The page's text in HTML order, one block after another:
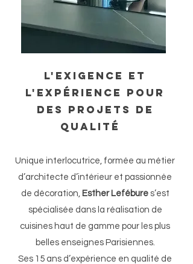
L'exigence et
l'expérience pour
des projets de
qualité
Unique interlocutrice, formée au métier
d’architecte d’intérieur et passionnée
de décoration, Esther Lefébures’est
spécialisée dans la réalisation de
cuisines haut de gamme pour les plus
belles enseignes Parisiennes.
Ses 15 ans d’expérience en qualité de